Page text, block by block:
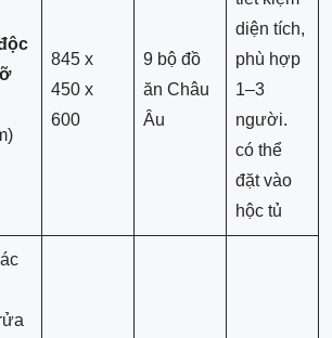
845 x
450 x
600
9 bộ đồ
ăn Châu
Âu
diện tích,
phù hợp
1–3
người.
có thể
đặt vào
hộc tủ